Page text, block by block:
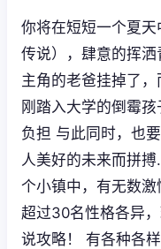
你将在短短一个夏
传说），肆意的挥
主角的老爸挂掉了
刚踏入大学的倒霉
负担 与此同时，也
人美好的未来而拼
个小镇中，有无数
超过30名性格各异
说攻略！ 有各种各